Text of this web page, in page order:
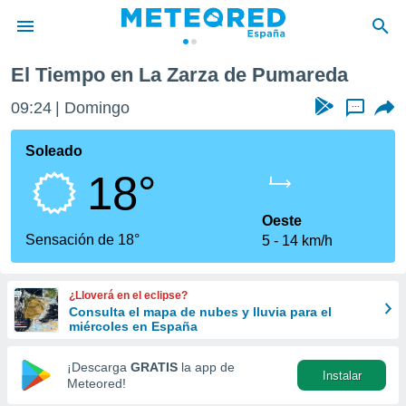
de
por
que se
calidad.
a este
las
y
forma
digital
basada
El Tiempo en La Zarza de Pumareda
09:24 Domingo ...
Soleado
18°
Sensación de 18°
Oeste
5
14 km/h
¿Lloverá en el eclipse?
Consulta el mapa de nubes y lluvia para el
miércoles en España
¡Descarga GRATIS la app de
Meteored!
Instalar